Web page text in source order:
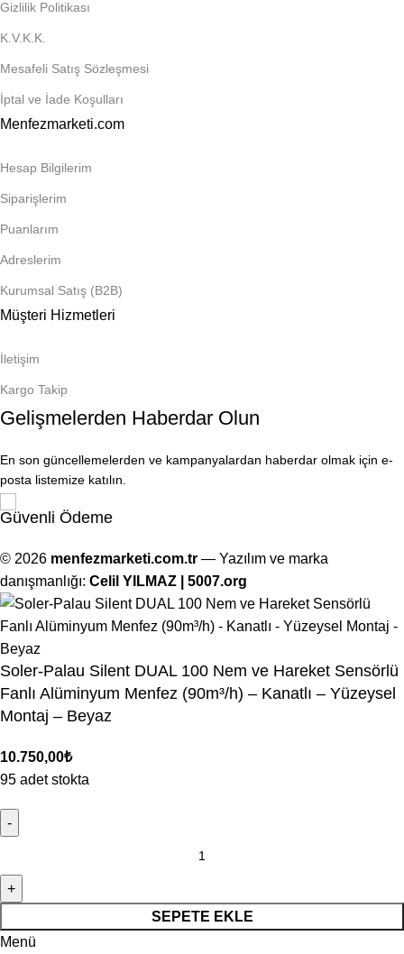
Gizlilik Politikası
K.V.K.K.
Mesafeli Satış Sözleşmesi
İptal ve İade Koşulları
Menfezmarketi.com
Hesap Bilgilerim
Siparişlerim
Puanlarım
Adreslerim
Kurumsal Satış (B2B)
Müşteri Hizmetleri
İletişim
Kargo Takip
Gelişmelerden Haberdar Olun
En son güncellemelerden ve kampanyalardan haberdar olmak için e-
posta listemize katılın.
Güvenli Ödeme
© 2026 menfezmarketi.com.tr — Yazılım ve marka
danışmanlığı: Celil YILMAZ | 5007.org
Soler-Palau Silent DUAL 100 Nem ve Hareket Sensörlü
Fanlı Alüminyum Menfez (90m³/h) – Kanatlı – Yüzeysel
Montaj – Beyaz
10.750,00₺
95 adet stokta
SEPETE EKLE
Menü